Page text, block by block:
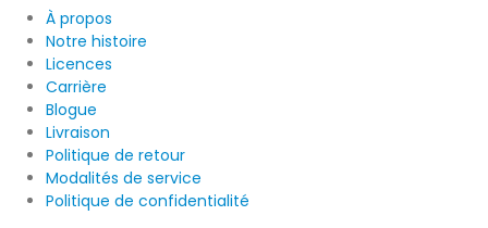
À propos
Notre histoire
Licences
Carrière
Blogue
Livraison
Politique de retour
Modalités de service
Politique de confidentialité